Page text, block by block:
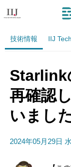
技術情報 IIJ
Starlink
再確認
いまし
2024年05月29日